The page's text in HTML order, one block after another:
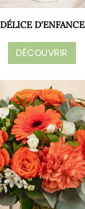
DÉLICE D'ENFANCE
DÉCOUVRIR